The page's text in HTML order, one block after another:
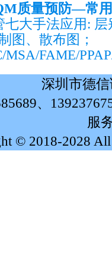
质量预防—常
七大手法应用:
图、散布图；
MSA/FAME/
深圳市德
、
服
© 2018-2028